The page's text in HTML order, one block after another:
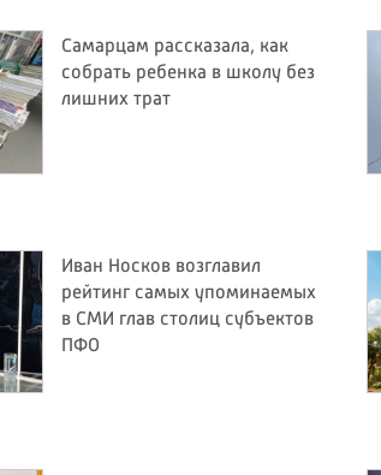
Самарцам рассказала, как
собрать ребенка в школу без
лишних трат
Иван Носков возглавил
рейтинг самых упоминаемых
в СМИ глав столиц субъектов
ПФО